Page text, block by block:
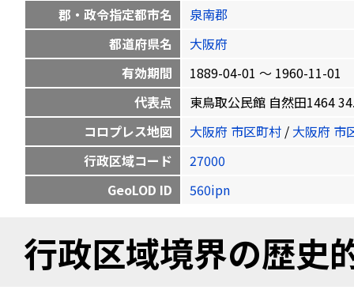
郡・政令指定都市名
泉南郡
都道府県名
大阪府
有効期間
1889-04-01 〜 1960-11-01
代表点
東鳥取公民館 自然田1464
コロプレス地図
大阪府 市区町村 / 大阪府 市
行政区域コード
27000
GeoLOD ID
560ipn
行政区域境界の歴史